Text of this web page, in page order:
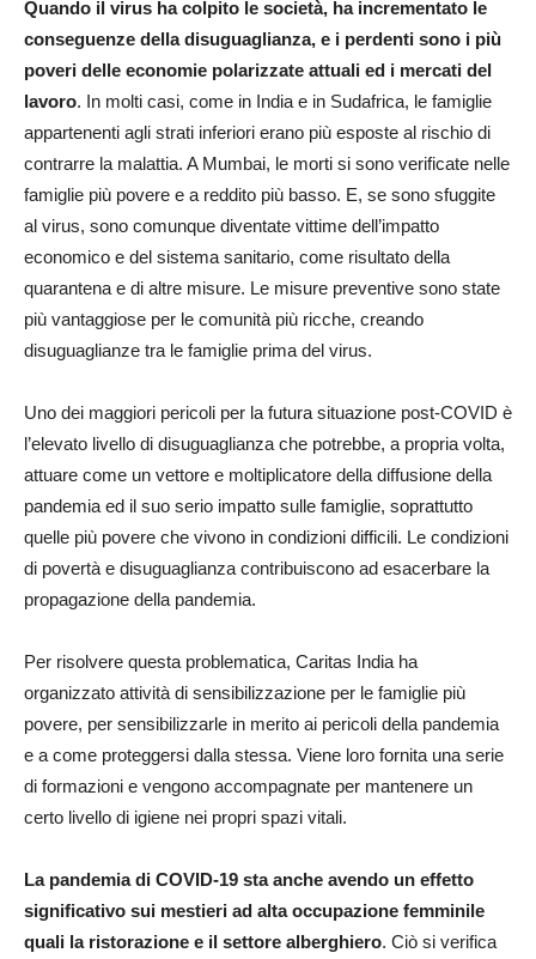
Quando il virus ha colpito le società, ha incrementato le
conseguenze della disuguaglianza, e i perdenti sono i più
poveri delle economie polarizzate attuali ed i mercati del
lavoro. In molti casi, come in India e in Sudafrica, le famiglie
appartenenti agli strati inferiori erano più esposte al rischio di
contrarre la malattia. A Mumbai, le morti si sono verificate nelle
famiglie più povere e a reddito più basso. E, se sono sfuggite
al virus, sono comunque diventate vittime dell’impatto
economico e del sistema sanitario, come risultato della
quarantena e di altre misure. Le misure preventive sono state
più vantaggiose per le comunità più ricche, creando
disuguaglianze tra le famiglie prima del virus.
Uno dei maggiori pericoli per la futura situazione post-COVID è
l’elevato livello di disuguaglianza che potrebbe, a propria volta,
attuare come un vettore e moltiplicatore della diffusione della
pandemia ed il suo serio impatto sulle famiglie, soprattutto
quelle più povere che vivono in condizioni difficili. Le condizioni
di povertà e disuguaglianza contribuiscono ad esacerbare la
propagazione della pandemia.
Per risolvere questa problematica, Caritas India ha
organizzato attività di sensibilizzazione per le famiglie più
povere, per sensibilizzarle in merito ai pericoli della pandemia
e a come proteggersi dalla stessa. Viene loro fornita una serie
di formazioni e vengono accompagnate per mantenere un
certo livello di igiene nei propri spazi vitali.
La pandemia di COVID-19 sta anche avendo un effetto
significativo sui mestieri ad alta occupazione femminile
quali la ristorazione e il settore alberghiero. Ciò si verifica